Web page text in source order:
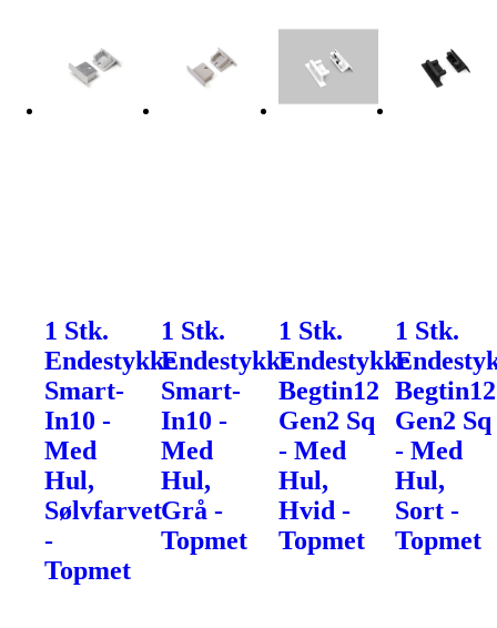
1 Stk.
Endestykke
Smart-
In10 -
Med
Hul,
Sølvfarvet
-
Topmet
1 Stk.
Endestykke
Smart-
In10 -
Med
Hul,
Grå -
Topmet
1 Stk.
Endestykke
Begtin12
Gen2 Sq
- Med
Hul,
Hvid -
Topmet
1 Stk.
Begtin12
Gen2 Sq
- Med
Hul,
Sort -
Topmet